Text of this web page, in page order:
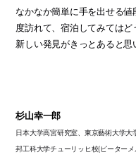
なかなか簡単に手を出せる
度訪れて、宿泊してみてはど
新しい発見がきっとあると思
杉山幸一郎
日本大学高宮研究室、東京藝術大学
邦工科大学チューリッヒ校(ピーター